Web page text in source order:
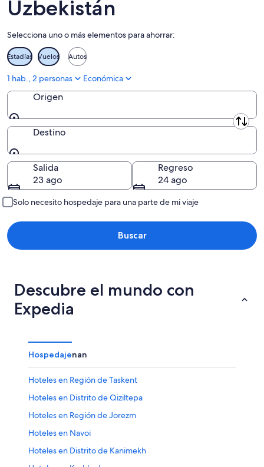
Samarcanda
Región de Sirdaryo
Región de Surjondaryo
Tashkent
Región de Jorezm
Uzbekistán
Selecciona uno o más elementos para ahorrar:
Estadías Vuelos Autos
1 hab., 2 personas Económica
Origen
Origen
Destino
Destino
Salida
23 ago
Regreso
24 ago
Solo necesito hospedaje para una parte de mi viaje
Buscar
Descubre el mundo con
Expedia
Hospedajenan
Hoteles en Región de Taskent
Hoteles en Distrito de Qiziltepa
Hoteles en Región de Jorezm
Hoteles en Navoi
Hoteles en Distrito de Kanimekh